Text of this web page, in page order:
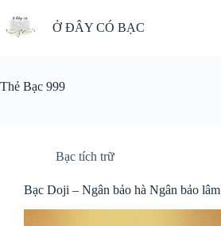
đến
phần
Ở ĐÂY CÓ BẠC
Thẻ Bạc 999
Bạc tích trữ
Bạc Doji – Ngân bảo hà Ngân bảo lâm